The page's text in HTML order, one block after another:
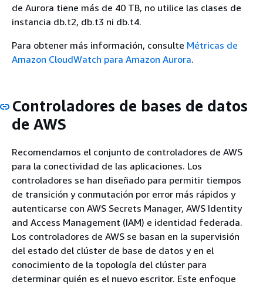
de Aurora tiene más de 40 TB, no utilice las clases de
instancia db.t2, db.t3 ni db.t4.
Para obtener más información, consulte Métricas de
Amazon CloudWatch para Amazon Aurora.
Controladores de bases de datos
de AWS
Recomendamos el conjunto de controladores de AWS
para la conectividad de las aplicaciones. Los
controladores se han diseñado para permitir tiempos
de transición y conmutación por error más rápidos y
autenticarse con AWS Secrets Manager, AWS Identity
and Access Management (IAM) e identidad federada.
Los controladores de AWS se basan en la supervisión
del estado del clúster de base de datos y en el
conocimiento de la topología del clúster para
determinar quién es el nuevo escritor. Este enfoque